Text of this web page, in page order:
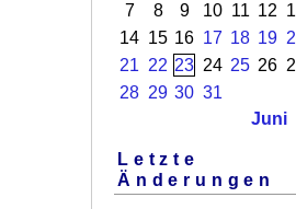
7
8 9 10 11 12
14 15 16 17 18 19
21 22 23 24 25 26
28 29 30 31
Juni
Letzte
Änderungen